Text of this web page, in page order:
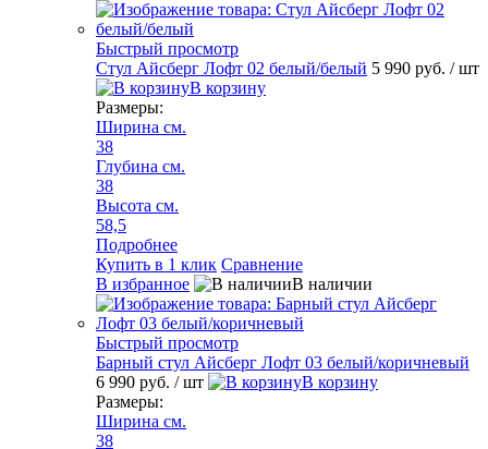
Быстрый просмотр
Стул Айсберг Лофт 02 белый/белый 5 990 руб. / шт
В корзину
Размеры:
Ширина см.
38
Глубина см.
38
Высота см.
58,5
Подробнее
Купить в 1 клик Сравнение
В избранное
В наличии
Быстрый просмотр
Барный стул Айсберг Лофт 03 белый/коричневый
6 990 руб. / шт
В корзину
Размеры:
Ширина см.
38